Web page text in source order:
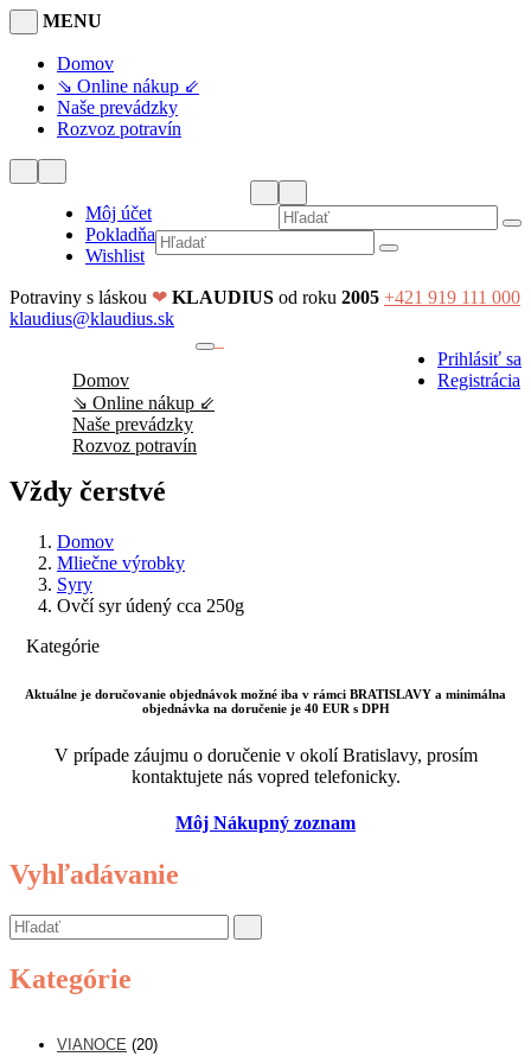
MENU
Domov
⇘ Online nákup ⇙
Naše prevádzky
Rozvoz potravín
Môj účet
Pokladňa
Wishlist
Potraviny s láskou ❤ KLAUDIUS od roku 2005 +421 919 111 000
klaudius@klaudius.sk
Prihlásiť sa
Registrácia
Domov
⇘ Online nákup ⇙
Naše prevádzky
Rozvoz potravín
Vždy čerstvé
Domov
Mliečne výrobky
Syry
Ovčí syr údený cca 250g
Kategórie
Aktuálne je doručovanie objednávok možné iba v rámci BRATISLAVY a minimálna
objednávka na doručenie je 40 EUR s DPH
V prípade záujmu o doručenie v okolí Bratislavy, prosím
kontaktujete nás vopred telefonicky.
Môj Nákupný zoznam
Vyhľadávanie
Kategórie
VIANOCE (20)